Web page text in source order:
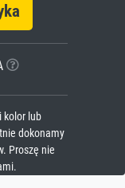
kolor lub
dokonamy
Proszę nie